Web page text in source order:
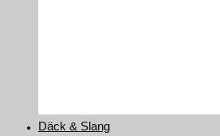
Däck & Slang